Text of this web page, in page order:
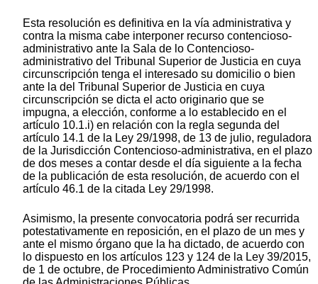
Esta resolución es definitiva en la vía administrativa y
contra la misma cabe interponer recurso contencioso-
administrativo ante la Sala de lo Contencioso-
administrativo del Tribunal Superior de Justicia en cuya
circunscripción tenga el interesado su domicilio o bien
ante la del Tribunal Superior de Justicia en cuya
circunscripción se dicta el acto originario que se
impugna, a elección, conforme a lo establecido en el
artículo 10.1.i) en relación con la regla segunda del
artículo 14.1 de la Ley 29/1998, de 13 de julio, reguladora
de la Jurisdicción Contencioso-administrativa, en el plazo
de dos meses a contar desde el día siguiente a la fecha
de la publicación de esta resolución, de acuerdo con el
artículo 46.1 de la citada Ley 29/1998.
Asimismo, la presente convocatoria podrá ser recurrida
potestativamente en reposición, en el plazo de un mes y
ante el mismo órgano que la ha dictado, de acuerdo con
lo dispuesto en los artículos 123 y 124 de la Ley 39/2015,
de 1 de octubre, de Procedimiento Administrativo Común